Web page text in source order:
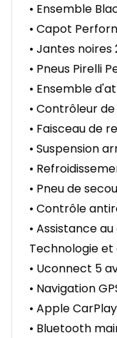
• Ensemble
• Capot
• Jantes noires
• Pneus Pirelli
• Ensemble
• Contrôleur
• Faisceau de
• Suspension
•
• Pneu de
• Contrôle
• Assistance
Technologie
• Uconnect 5
• Navigation
• Apple
• Bluetooth